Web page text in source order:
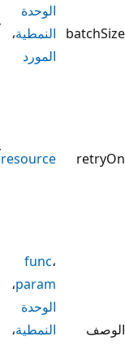
batchSize
الوحدة
النمطية،
المورد
retryOn
resource
الوصف
func،
param،
الوحدة
النمطية،